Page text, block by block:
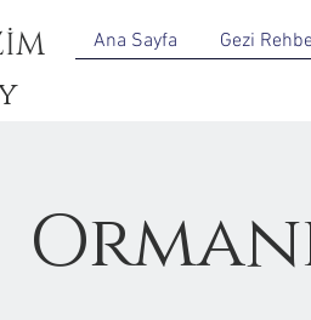
Ana Sayfa Gezi